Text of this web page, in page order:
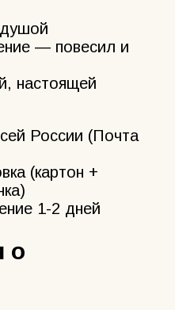
— повесил и
настоящей
России (Почта
(картон +
1-2 дней
о